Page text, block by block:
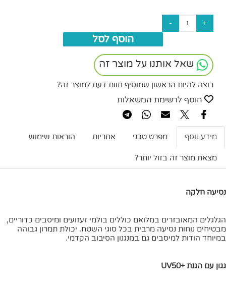
הוסף לסל
שאל אותנו על מוצר זה
רוצה להיות הראשון שמוסיף חוות דעת למוצר זה?
הוסף לרשימת המשאלות
מידע נוסף מפרט טכני אחריות הוראות שימוש
מצאת מוצר זה בזול יותר?
נסיעה חלקה
הגלגלים המאובזרים במלואם כוללים בולמי זעזועים ומיסבים כדוריים,
מבטיחים נוחות נסיעה מרבית בכל סוגי השטח. יכולת תמרון גבוהה
במיוחד הודות למיסבים גם במנגנון הסיבוב הקדמי.
גגון עם הגנת +UV50